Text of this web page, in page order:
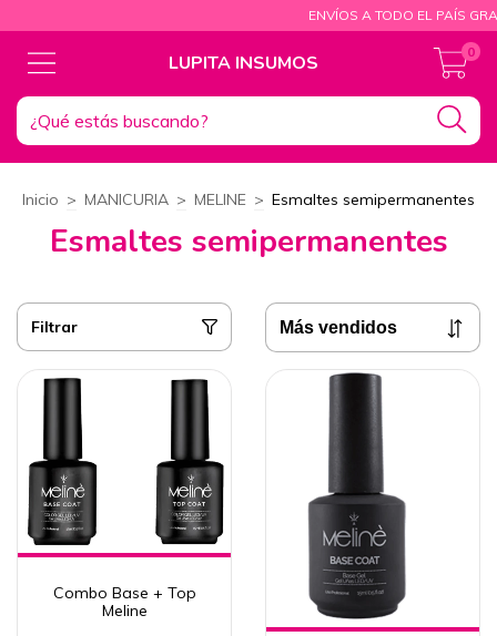
ENVÍOS A TODO EL PAÍS GRATIS DESDE
LUPITA INSUMOS 0
Inicio > MANICURIA > MELINE > Esmaltes semipermanentes
Esmaltes semipermanentes
Filtrar
Combo Base + Top
Meline